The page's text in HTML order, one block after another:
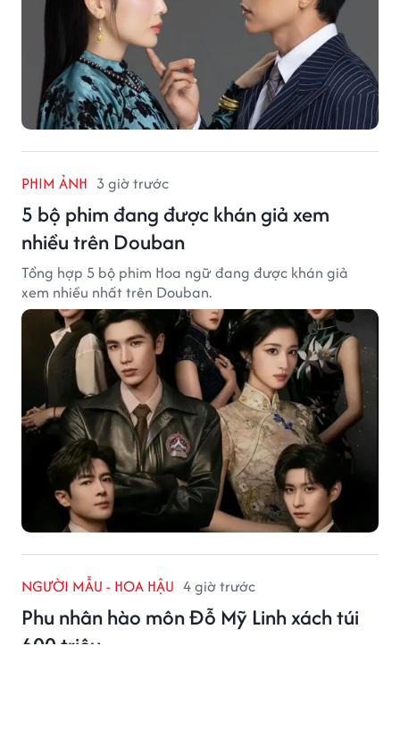
PHIM ẢNH 3 giờ trước
5 bộ phim đang được khán giả xem
nhiều trên Douban
Tổng hợp 5 bộ phim Hoa ngữ đang được khán giả
xem nhiều nhất trên Douban.
NGƯỜI MẪU - HOA HẬU 4 giờ trước
Phu nhân hào môn Đỗ Mỹ Linh xách túi
600 triệu